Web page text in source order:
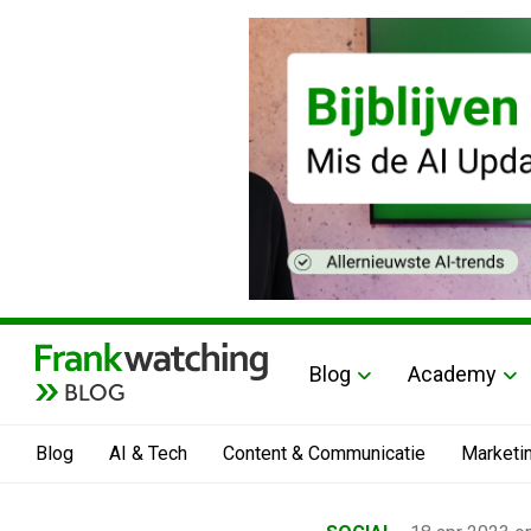
BLOG
Blog Academy
Blog AI & Tech Content & Communicatie